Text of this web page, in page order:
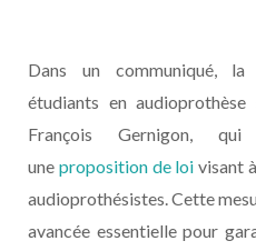
Dans un communiqué, la
étudiants en
François Gernigon,
une proposition de loi visant
audioprothésistes. Cette
avancée essentielle pour